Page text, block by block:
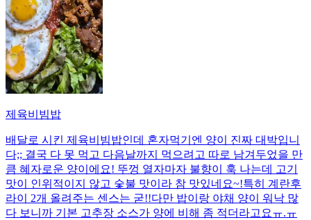
제육비빔밥
배달로 시킨 제육비빔밥인데 혼자먹기엔 양이 진짜 대박입니
다;; 결국 다 못 먹고 다음날까지 먹으려고 따로 남겨두었을 만
큼 혜자로운 양이에요! 뚜껑 열자마자 불향이 훅 나는데 고기
맛이 인위적이지 않고 숯불 맛이라 참 맛있네요~!특히 계란후
라이 2개 올려주는 센스는 굳!! ​다만 밥이랑 야채 양이 워낙 많
다 보니까 기본 고추장 소스가 양에 비해 좀 적더라고요ㅠ.ㅠ